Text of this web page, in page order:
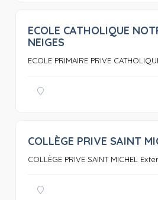
ECOLE CATHOLIQUE
NEIGES
ECOLE PRIMAIRE PRIVE
COLLÈGE PRIVE SAINT
COLLÈGE PRIVE SAINT MICHEL